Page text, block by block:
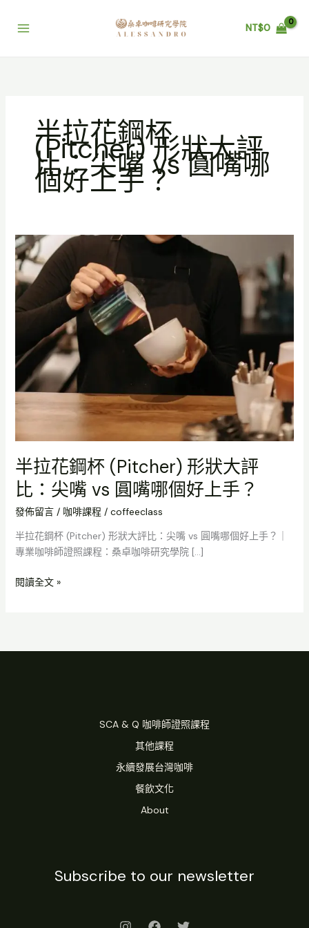
NT$0
半拉花鋼杯
(Pitcher) 形狀大評
比：尖嘴 vs 圓嘴哪
個好上手？
半拉花鋼杯 (Pitcher) 形狀大評
比：尖嘴 vs 圓嘴哪個好上手？
發佈留言 / 咖啡課程 / coffeeclass
半拉花鋼杯 (Pitcher) 形狀大評比：尖嘴 vs 圓嘴哪個好上手？｜
專業咖啡師證照課程：桑卓咖啡研究學院 […]
半
拉
花
鋼
杯
狀
大
評
比：
尖
嘴
圓
嘴
哪
個
上
手？
閱讀全文 »
SCA & Q 咖啡師證照課程
其他課程
永續發展台灣咖啡
餐飲文化
About
Subscribe to our newsletter